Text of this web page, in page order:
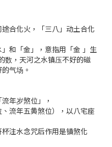
途合化火，「三八」动土合化
」和「金」，意指用「金 」生
数，天河之水镇压不好的磁
气场。
年岁煞位」，
、流年五黄煞位），以八宅座
杯注水念咒后作用是镇煞化